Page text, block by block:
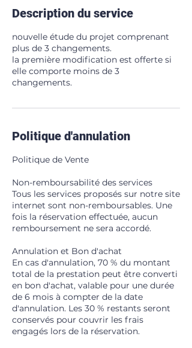
Description du service
nouvelle étude du projet comprenant
plus de 3 changements.
la première modification est offerte si
elle comporte moins de 3
changements.
Politique d'annulation
Politique de Vente
Non-remboursabilité des services
Tous les services proposés sur notre site
internet sont non-remboursables. Une
fois la réservation effectuée, aucun
remboursement ne sera accordé.
Annulation et Bon d'achat
En cas d'annulation, 70 % du montant
total de la prestation peut être converti
en bon d'achat, valable pour une durée
de 6 mois à compter de la date
d'annulation. Les 30 % restants seront
conservés pour couvrir les frais
engagés lors de la réservation.